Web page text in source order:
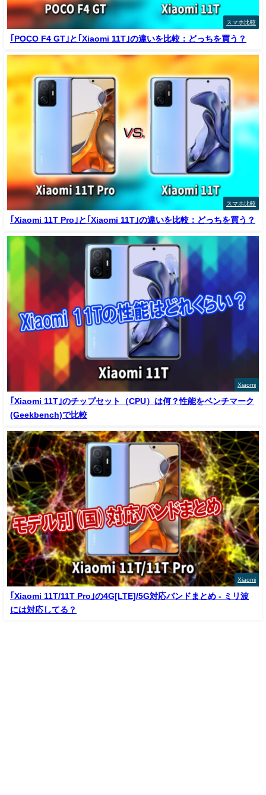
スマホ比較
｢POCO F4 GT｣と｢Xiaomi 11T｣の違いを比較：どっちを買う？
スマホ比較
｢Xiaomi 11T Pro｣と｢Xiaomi 11T｣の違いを比較：どっちを買う？
Xiaomi
｢Xiaomi 11T｣のチップセット（CPU）は何？性能をベンチマーク
(Geekbench)で比較
Xiaomi
｢Xiaomi 11T/11T Pro｣の4G[LTE]/5G対応バンドまとめ - ミリ波
には対応してる？